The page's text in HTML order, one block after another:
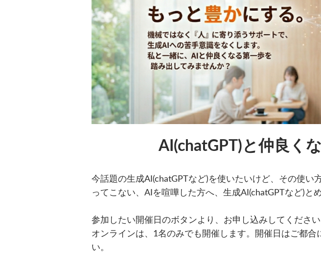
AI(chatGPT)と仲良く
今話題の生成AI(chatGPTなど)を使いたいけど、その使
ってこない、AIを喧嘩した方へ、生成AI(chatGPTなど)
参加したい開催日のボタンより、お申し込みしてください
オンラインは、1名のみでも開催します。開催日はご都
い。